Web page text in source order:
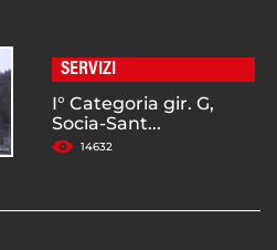
SERVIZI
I° Categoria gir. G,
Socia-Sant...
14632